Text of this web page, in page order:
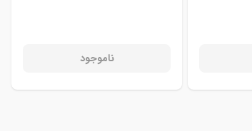
ناموجود